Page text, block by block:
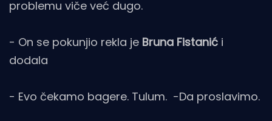
problemu viče već dugo.
- On se pokunjio rekla je Bruna Fistanić i
dodala
- Evo čekamo bagere. Tulum. -Da proslavimo.